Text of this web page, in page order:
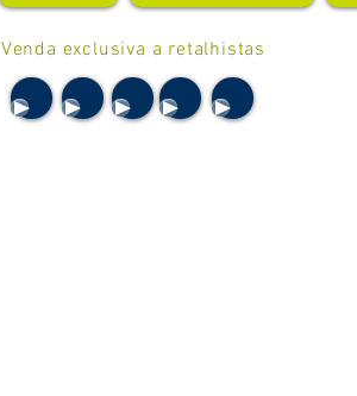
Venda exclusiva a retalhistas